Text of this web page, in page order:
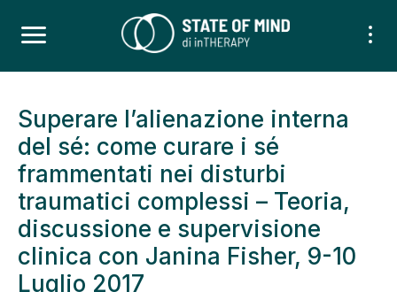
Superare l’alienazione interna
del sé: come curare i sé
frammentati nei disturbi
traumatici complessi – Teoria,
discussione e supervisione
clinica con Janina Fisher, 9-10
Luglio 2017